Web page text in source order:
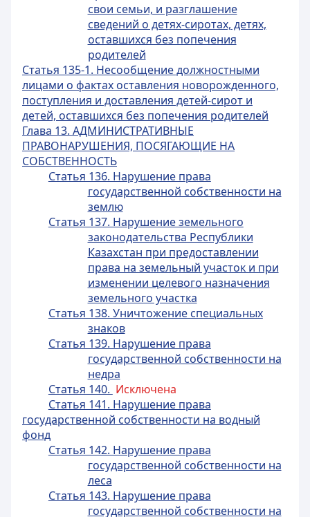
свои семьи, и разглашение
сведений о детях-сиротах, детях,
оставшихся без попечения
родителей
Статья 135-1. Несообщение должностными
лицами о фактах оставления новорожденного,
поступления и доставления детей-сирот и
детей, оставшихся без попечения родителей
Глава 13. АДМИНИСТРАТИВНЫЕ
ПРАВОНАРУШЕНИЯ, ПОСЯГАЮЩИЕ НА
СОБСТВЕННОСТЬ
Статья 136. Нарушение права
государственной собственности на
землю
Статья 137. Нарушение земельного
законодательства Республики
Казахстан при предоставлении
права на земельный участок и при
изменении целевого назначения
земельного участка
Статья 138. Уничтожение специальных
знаков
Статья 139. Нарушение права
государственной собственности на
недра
Статья 140. Исключена
Статья 141. Нарушение права
государственной собственности на водный
фонд
Статья 142. Нарушение права
государственной собственности на
леса
Статья 143. Нарушение права
государственной собственности на